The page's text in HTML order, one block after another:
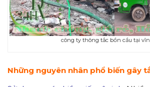
công ty thông tắc bồn cầu tại
Những nguyên nhân phổ biến gây